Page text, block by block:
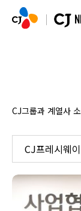
CJ그룹과 계열사
CJ프레시웨이